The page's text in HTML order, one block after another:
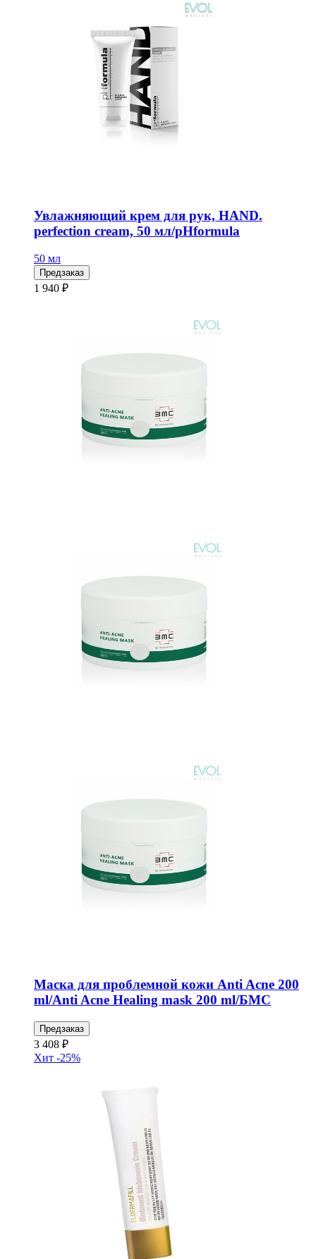
Увлажняющий крем для рук, HAND.
perfection cream, 50 мл/pHformula
50 мл
Предзаказ
1 940 ₽
Маска для проблемной кожи Anti Acne 200
ml/Anti Acne Healing mask 200 ml/БМС
Предзаказ
3 408 ₽
Хит -25%